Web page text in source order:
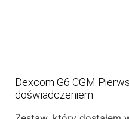
Dexcom G6 CGM
doświadczeniem